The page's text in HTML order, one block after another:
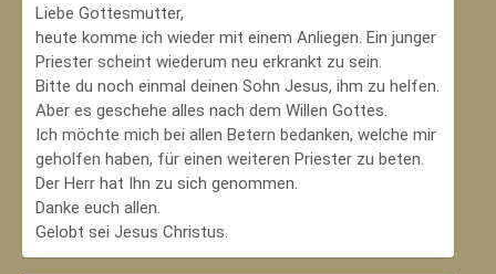
Liebe Gottesmutter,
heute komme ich wieder mit einem Anliegen. Ein junger
Priester scheint wiederum neu erkrankt zu sein.
Bitte du noch einmal deinen Sohn Jesus, ihm zu helfen.
Aber es geschehe alles nach dem Willen Gottes.
Ich möchte mich bei allen Betern bedanken, welche mir
geholfen haben, für einen weiteren Priester zu beten.
Der Herr hat Ihn zu sich genommen.
Danke euch allen.
Gelobt sei Jesus Christus.